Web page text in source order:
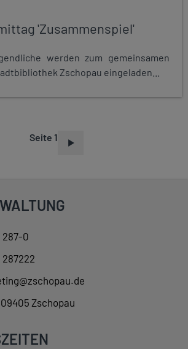
'Zusammenspiel'
werden zum gemeinsamen
Zschopau eingeladen...
Seite 1
287-0
287222
Zschopau